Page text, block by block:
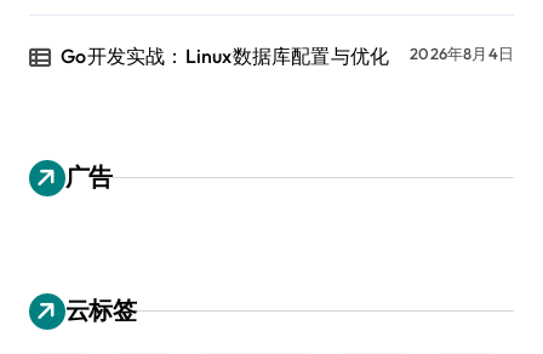
Go开发实战：Linux数据库配置与优化 2026年8月4日
广告
云标签